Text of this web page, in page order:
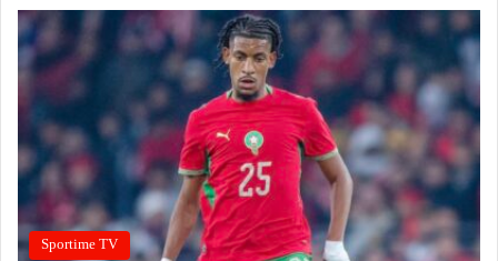
Sportime TV